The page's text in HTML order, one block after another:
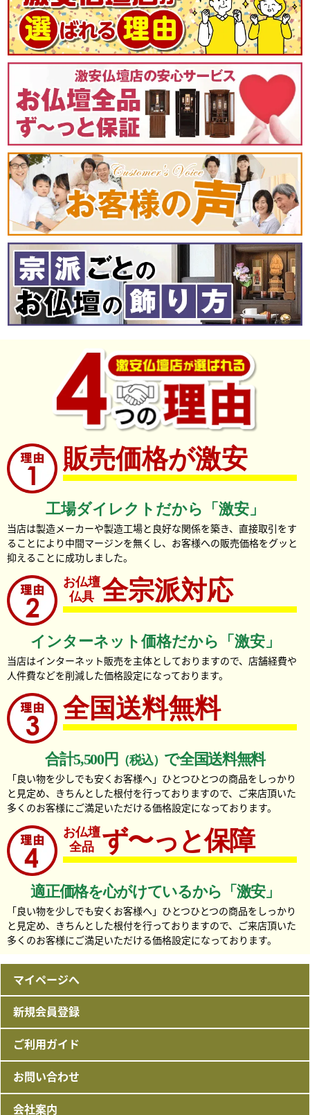
販売価格が激安
工場ダイレクトだから「激安」
当店は製造メーカーや製造工場と良好な関係を築き、直接取引をす
ることにより中間マージンを無くし、お客様への販売価格をグッと
抑えることに成功しました。
お仏壇
仏具 全宗派対応
インターネット価格だから「激安」
当店はインターネット販売を主体としておりますので、店舗経費や
人件費などを削減した価格設定になっております。
全国送料無料
合計5,500円 （税込） で全国送料無料
「良い物を少しでも安くお客様へ」ひとつひとつの商品をしっかり
と見定め、きちんとした根付を行っておりますので、ご来店頂いた
多くのお客様にご満足いただける価格設定になっております。
お仏壇
全品 ず〜っと保障
適正価格を心がけているから「激安」
「良い物を少しでも安くお客様へ」ひとつひとつの商品をしっかり
と見定め、きちんとした根付を行っておりますので、ご来店頂いた
多くのお客様にご満足いただける価格設定になっております。
マイページへ
新規会員登録
ご利用ガイド
お問い合わせ
会社案内